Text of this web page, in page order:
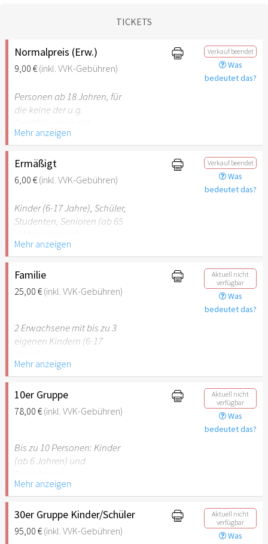
TICKETS
Normalpreis (Erw.)
9,00 €(inkl. VVK-Gebühren)
Verkauf beendet
Was
bedeutet das?
Personen ab 18 Jahren, für
die keine der u.g.
Mehr anzeigen
Ermäßigt
6,00 €(inkl. VVK-Gebühren)
Verkauf beendet
Was
bedeutet das?
Kinder (6-17 Jahre), Schüler,
Studenten, Senioren (ab 65
Behinderung (ab 50%),
Begleitperson. Der jeweilige
Ausweis ist beim Einlass
vorzulegen.
Jahren ist der Ostergarten
Stuttgart nicht
Mehr anzeigen
Familie
25,00 €(inkl. VVK-Gebühren)
Aktuell nicht
verfügbar
Was
bedeutet das?
2 Erwachsene mit bis zu 3
eigenen Kindern (6-17
Hinweis: Für Kinder unter 6
Jahren ist der Ostergarten
Stuttgart nicht
empfehlenswert.
Mehr anzeigen
10er Gruppe
78,00 €(inkl. VVK-Gebühren)
Aktuell nicht
verfügbar
Was
bedeutet das?
Bis zu 10 Personen: Kinder
(ab 6 Jahren) und
Hinweis: Für Kinder unter 6
Jahren ist der Ostergarten
Stuttgart nicht
empfehlenswert.
Mehr anzeigen
30er Gruppe Kinder/Schüler
95,00 €(inkl. VVK-Gebühren)
Aktuell nicht
verfügbar
Was